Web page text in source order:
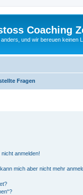
Coaching
und wir bereuen keinen
Fragen
anmelden!
mich aber nicht mehr